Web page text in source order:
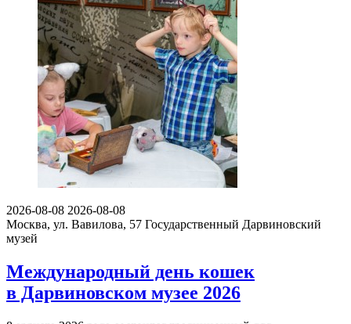
2026-08-08 2026-08-08
Москва, ул. Вавилова, 57 Государственный Дарвиновский
музей
Международный день кошек
в Дарвиновском музее 2026